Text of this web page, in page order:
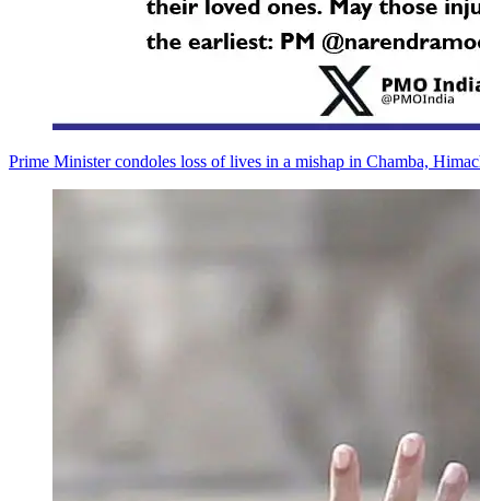
Prime Minister condoles loss of lives in a mishap in Chamba,